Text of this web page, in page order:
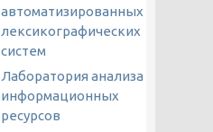
автоматизированных
лексикографических
систем
Лаборатория анализа
информационных
ресурсов